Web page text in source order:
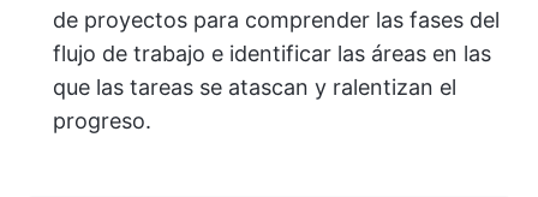
de proyectos para comprender las fases del
flujo de trabajo e identificar las áreas en las
que las tareas se atascan y ralentizan el
progreso.